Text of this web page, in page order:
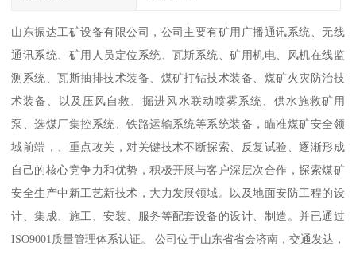
山东振达工矿设备有限公司，公司主要有矿用广播通讯系统、无线
通讯系统、矿用人员定位系统、瓦斯系统、矿用机电、风机在线监
测系统、瓦斯抽排技术装备、煤矿打钻技术装备、煤矿火灾防治技
术装备、以及压风自救、掘进风水联动喷雾系统、供水施救矿用
泵、选煤厂集控系统、铁路运输系统等系统装备，瞄准煤矿安全领
域前端，、重点攻关，对关键技术不断探索、反复试验、逐渐形成
自己的核心竞争力和优势，积极开展与客户深层次合作，探索煤矿
安全生产中新工艺新技术，大力发展领域。以及地面安防工程的设
计、集成、施工、安装、服务等配套设备的设计、制造。并已通过
ISO9001质量管理体系认证。 公司位于山东省省会济南，交通发达，